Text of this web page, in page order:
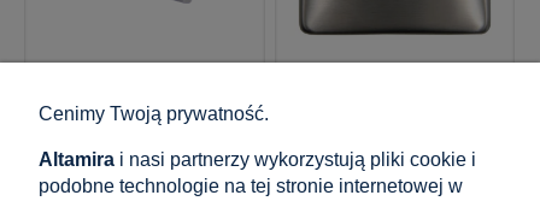
kwadratowa 108×108
balustradowego 40×40
– stal AISI 316 satyna
balustradowego 40×40
– stal AISI 304 satyna
Cenimy Twoją prywatność.
Altamira i nasi partnerzy wykorzystują pliki cookie i
podobne technologie na tej stronie internetowej w